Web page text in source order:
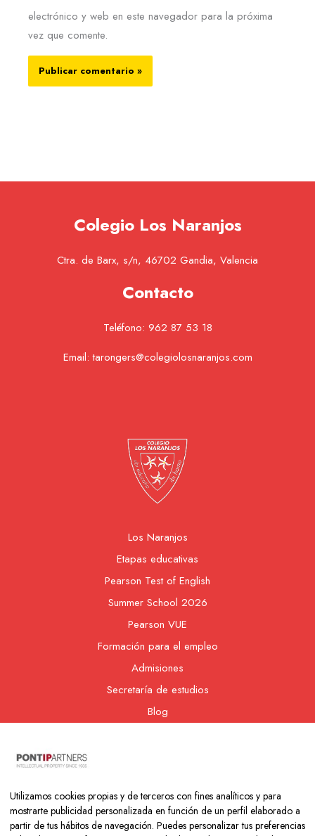
electrónico y web en este navegador para la próxima
vez que comente.
Colegio Los Naranjos
Ctra. de Barx, s/n, 46702 Gandia, Valencia
Contacto
Teléfono: 962 87 53 18
Email:tarongers@colegiolosnaranjos.com
Los Naranjos
Etapas educativas
Pearson Test of English
Summer School 2026
Pearson VUE
Formación para el empleo
Admisiones
Secretaría de estudios
Blog
Utilizamos cookies propias y de terceros con fines analíticos y para
mostrarte publicidad personalizada en función de un perfil elaborado a
partir de tus hábitos de navegación. Puedes personalizar tus preferencias